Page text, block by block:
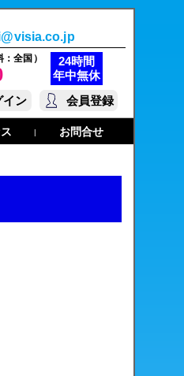
全国）
24時間
年中無休
イン 会員登録
| お問合せ